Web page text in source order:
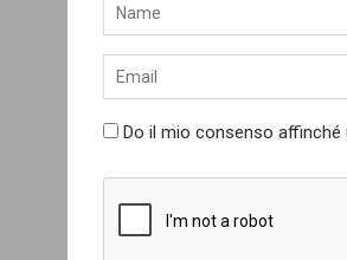
Do il mio consenso